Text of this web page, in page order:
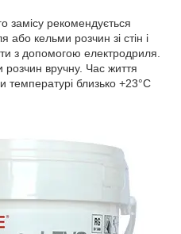
замісу рекомендується
кельми розчин зі стін і
з допомогою електродриля.
вручну. Час життя
температурі близько +23°C